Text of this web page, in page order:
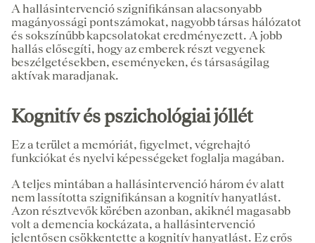
A hallásintervenció szignifikánsan alacsonyabb
magányossági pontszámokat, nagyobb társas hálózatot
és sokszínűbb kapcsolatokat eredményezett. A jobb
hallás elősegíti, hogy az emberek részt vegyenek
beszélgetésekben, eseményeken, és társaságilag
aktívak maradjanak.
Kognitív és pszichológiai jóllét
Ez a terület a memóriát, figyelmet, végrehajtó
funkciókat és nyelvi képességeket foglalja magában.
A teljes mintában a hallásintervenció három év alatt
nem lassította szignifikánsan a kognitív hanyatlást.
Azon résztvevők körében azonban, akiknél magasabb
volt a demencia kockázata, a hallásintervenció
jelentősen csökkentette a kognitív hanyatlást. Ez erős